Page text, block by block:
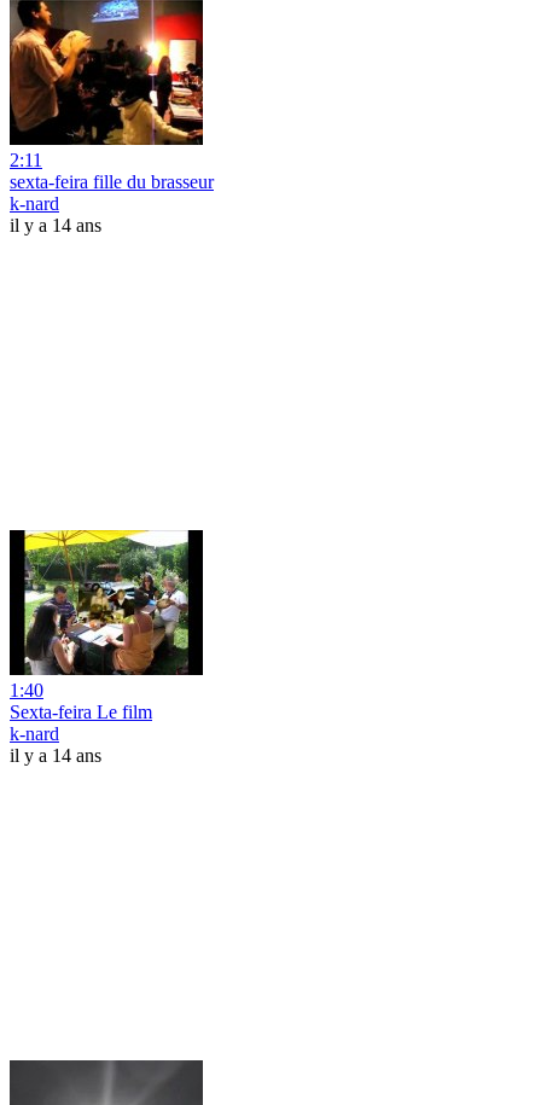
2:11
sexta-feira fille du brasseur
k-nard
il y a 14 ans
1:40
Sexta-feira Le film
k-nard
il y a 14 ans